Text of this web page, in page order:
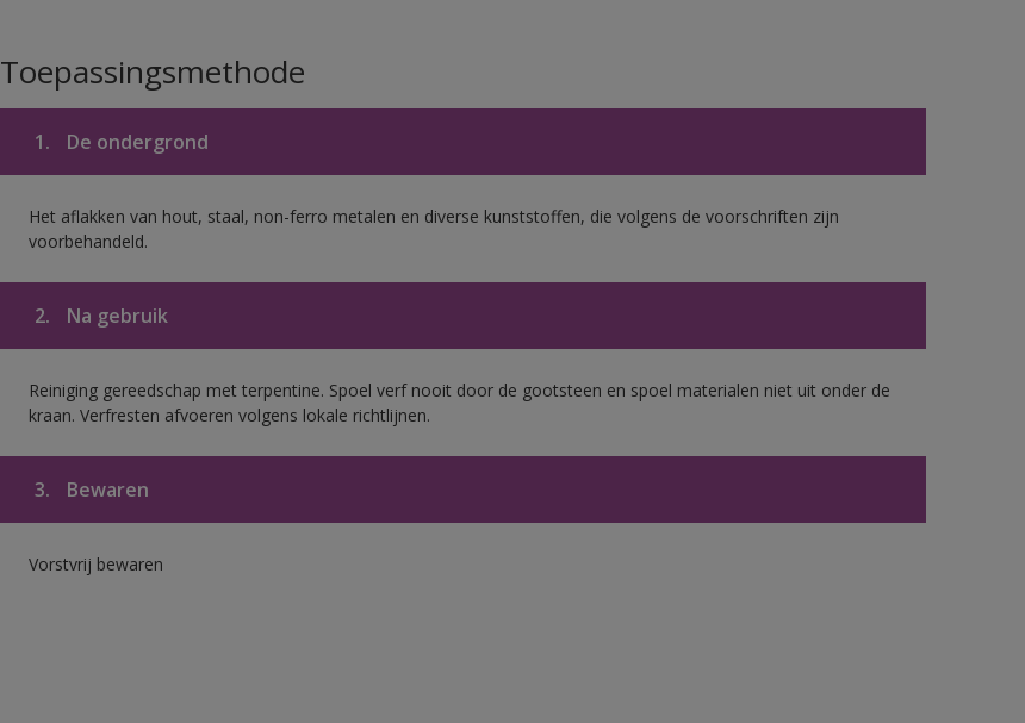
Toepassingsmethode
1. De ondergrond
Het aflakken van hout, staal, non-ferro metalen en diverse kunststoffen, die volgens de voorschriften zijn
voorbehandeld.
2. Na gebruik
Reiniging gereedschap met terpentine. Spoel verf nooit door de gootsteen en spoel materialen niet uit onder de
kraan. Verfresten afvoeren volgens lokale richtlijnen.
3. Bewaren
Vorstvrij bewaren